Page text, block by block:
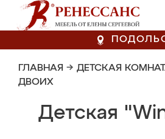
ГЛАВНАЯ → ДЕТСКАЯ
ДВОИХ
Детская